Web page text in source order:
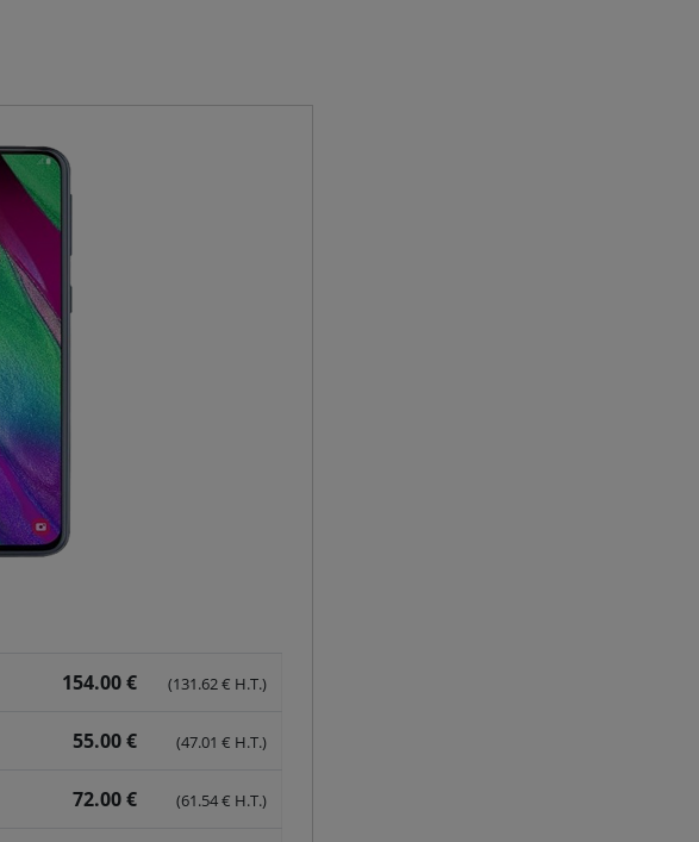
154.00 € (131.62 € H.T.)
55.00 € (47.01 € H.T.)
72.00 € (61.54 € H.T.)